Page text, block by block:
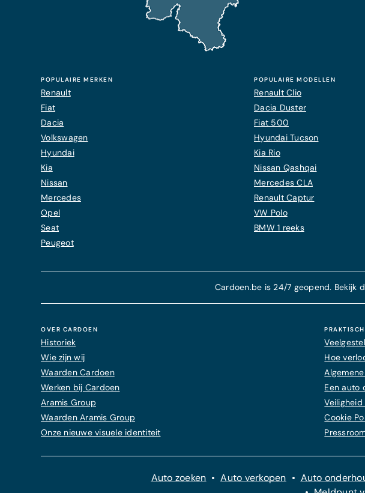
POPULAIRE MERKEN
Renault
Fiat
Dacia
Volkswagen
Hyundai
Kia
Nissan
Mercedes
Opel
Seat
Peugeot
POPULAIRE MODELLEN
Renault Clio
Dacia Duster
Fiat 500
Hyundai Tucson
Kia Rio
Nissan Qashqai
Mercedes CLA
Renault Captur
VW Polo
BMW 1 reeks
Cardoen.be is 24/7 geopend. Bekijk
OVER CARDOEN
Historiek
Wie zijn wij
Waarden Cardoen
Werken bij Cardoen
Aramis Group
Waarden Aramis Group
Onze nieuwe visuele identiteit
PRAKTISCH
Hoe
Een auto
Cookie
Auto zoeken Auto verkopen Auto